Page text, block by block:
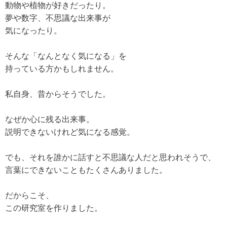
動物や植物が好きだったり。
夢や数字、不思議な出来事が
気になったり。
そんな「なんとなく気になる」を
持っている方かもしれません。
私自身、昔からそうでした。
なぜか心に残る出来事。
説明できないけれど気になる感覚。
でも、それを誰かに話すと不思議な人だと思われそうで、
言葉にできないこともたくさんありました。
だからこそ、
この研究室を作りました。